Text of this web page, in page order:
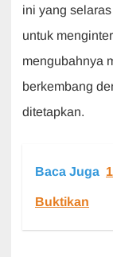
ini yang
untuk
mengubahnya
berkembang
ditetapkan.
Baca Juga
Buktikan